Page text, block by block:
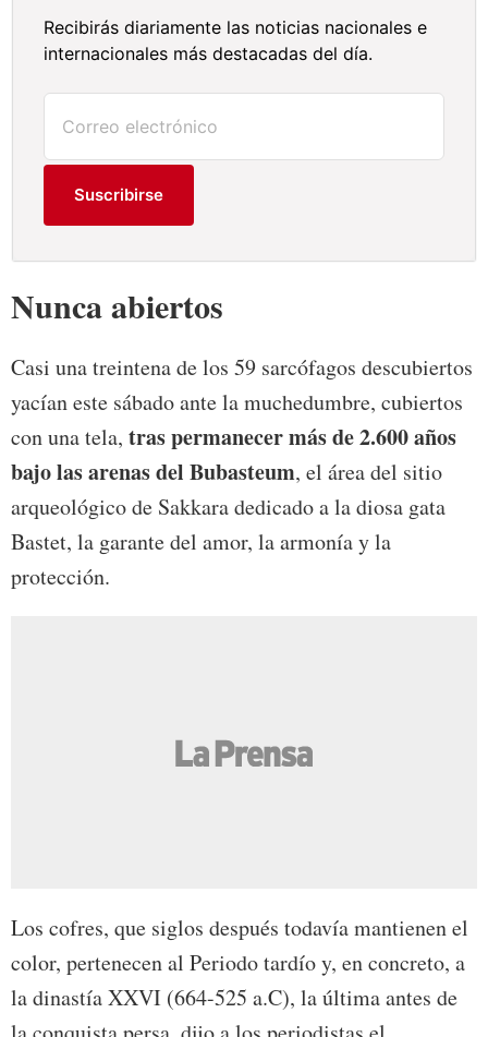
Recibirás diariamente las noticias nacionales e
internacionales más destacadas del día.
Suscribirse
Nunca abiertos
Casi una treintena de los 59 sarcófagos descubiertos
yacían este sábado ante la muchedumbre, cubiertos
con una tela, tras permanecer más de 2.600 años
bajo las arenas del Bubasteum, el área del sitio
arqueológico de Sakkara dedicado a la diosa gata
Bastet, la garante del amor, la armonía y la
protección.
Los cofres, que siglos después todavía mantienen el
color, pertenecen al Periodo tardío y, en concreto, a
la dinastía XXVI (664-525 a.C), la última antes de